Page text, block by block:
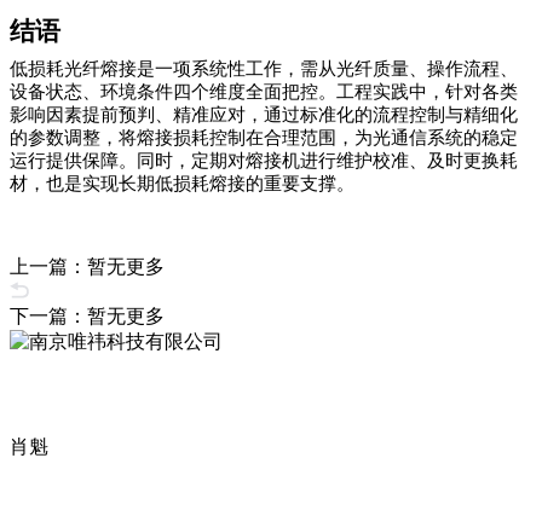
结语
低损耗光纤熔接是一项系统性工作，需从光纤质量、操作流程、
设备状态、环境条件四个维度全面把控。工程实践中，针对各类
影响因素提前预判、精准应对，通过标准化的流程控制与精细化
的参数调整，将熔接损耗控制在合理范围，为光通信系统的稳定
运行提供保障。同时，定期对熔接机进行维护校准、及时更换耗
材，也是实现长期低损耗熔接的重要支撑。
上一篇：暂无更多
下一篇：暂无更多
肖魁